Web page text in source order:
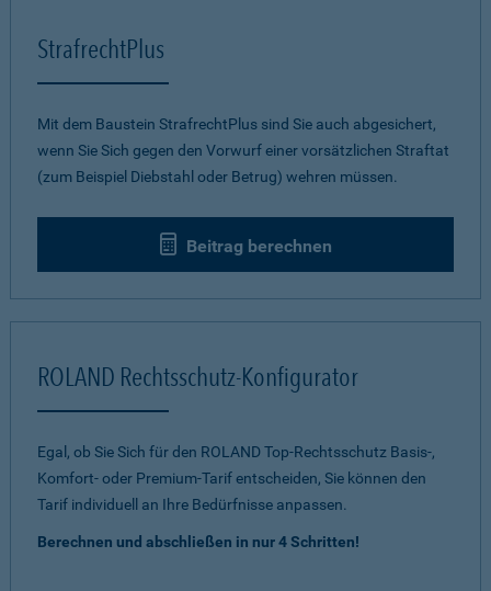
StrafrechtPlus
Mit dem Baustein StrafrechtPlus sind Sie auch abgesichert,
wenn Sie Sich gegen den Vorwurf einer vorsätzlichen Straftat
(zum Beispiel Diebstahl oder Betrug) wehren müssen.
Beitrag berechnen
ROLAND Rechtsschutz-Konfigurator
Egal, ob Sie Sich für den ROLAND Top-Rechtsschutz Basis-,
Komfort- oder Premium-Tarif entscheiden, Sie können den
Tarif individuell an Ihre Bedürfnisse anpassen.
Berechnen und abschließen in nur 4 Schritten!